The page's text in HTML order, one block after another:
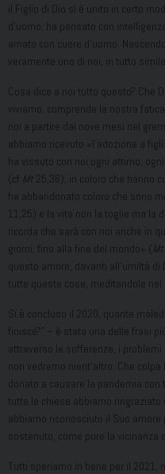
il Figlio di Dio si è unito in certo
d’uomo, ha pensato con
amato con cuore d’uomo.
veramente uno di noi, in tutto
Cosa dice a noi tutto questo? Che
viviamo, comprende la nostra
noi a partire dai nove mesi nel
abbiamo ricevuto «l’adozione a
ha vissuto con noi ogni attimo,
(cf Mt 25,36), in coloro che hanno
ha abbandonato coloro che sono
11,25) e la vita non la toglie ma la
ricorda che sarà con noi anche in
giorni, fino alla fine del mondo» ( Mt
questo amore, davanti all’umiltà
tutte queste cose, meditandole nel
Si è concluso il 2020, quante
finisce?” – è stata una delle frasi
attraverso le sofferenze, i
non vedremo nient’altro. Che
donato a causare la pandemia
tutte le chiese abbiamo ringraziato
abbiamo riconosciuto il Suo
sostenuto, come pure la
Tutti speriamo in bene per il